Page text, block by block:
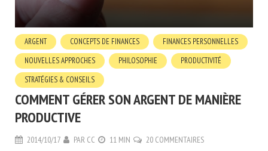
ARGENT CONCEPTS DE FINANCES
FINANCES PERSONNELLES
NOUVELLES APPROCHES
PHILOSOPHIE
PRODUCTIVITÉ
STRATÉGIES & CONSEILS
COMMENT GÉRER SON ARGENT DE MANIÈRE
PRODUCTIVE
2014/10/17 PAR CC 11 MIN 20 COMMENTAIRES